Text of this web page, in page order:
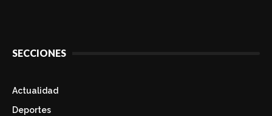
SECCIONES
Actualidad
Deportes